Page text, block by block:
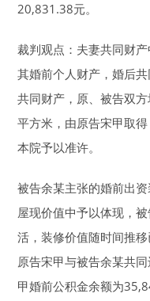
20,831.38元。
裁判观点：夫妻共同财
其婚前个人财产，婚后
共同财产，原、被告双
平方米，由原告宋甲取
本院予以准许。
被告余某主张的婚前出
屋现价值中予以体现，
活，装修价值随时间推
原告宋甲与被告余某共
甲婚前公积金余额为